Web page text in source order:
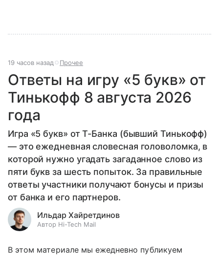
19 часов назад Прочее
Ответы на игру «5 букв» от
Тинькофф 8 августа 2026
года
Игра «5 букв» от Т-Банка (бывший Тинькофф)
— это ежедневная словесная головоломка, в
которой нужно угадать загаданное слово из
пяти букв за шесть попыток. За правильные
ответы участники получают бонусы и призы
от банка и его партнеров.
Ильдар Хайретдинов
Автор Hi-Tech Mail
В этом материале мы ежедневно публикуем